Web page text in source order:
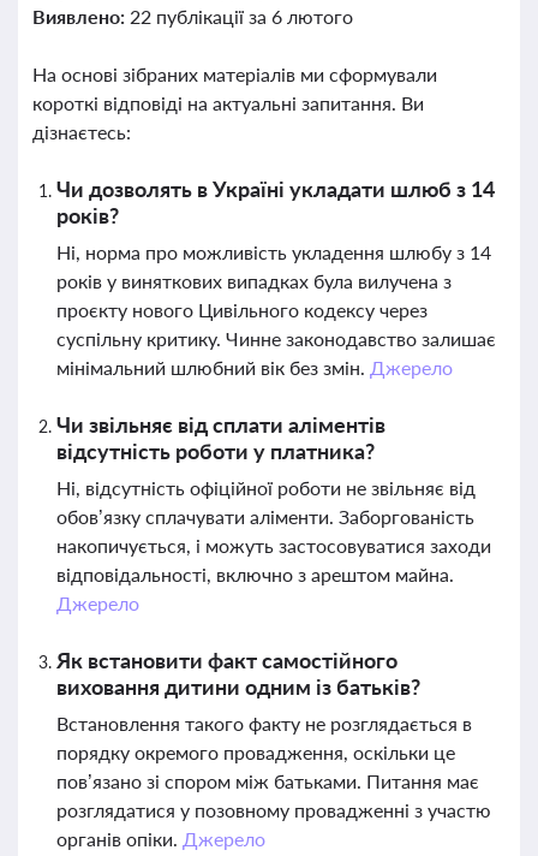
Виявлено: 22 публікації за 6 лютого
На основі зібраних матеріалів ми сформували
короткі відповіді на актуальні запитання. Ви
дізнаєтесь:
Чи дозволять в Україні укладати шлюб з 14
років?
Ні, норма про можливість укладення шлюбу з 14
років у виняткових випадках була вилучена з
проєкту нового Цивільного кодексу через
суспільну критику. Чинне законодавство залишає
мінімальний шлюбний вік без змін. Джерело
Чи звільняє від сплати аліментів
відсутність роботи у платника?
Ні, відсутність офіційної роботи не звільняє від
обов’язку сплачувати аліменти. Заборгованість
накопичується, і можуть застосовуватися заходи
відповідальності, включно з арештом майна.
Джерело
Як встановити факт самостійного
виховання дитини одним із батьків?
Встановлення такого факту не розглядається в
порядку окремого провадження, оскільки це
пов’язано зі спором між батьками. Питання має
розглядатися у позовному провадженні з участю
органів опіки. Джерело